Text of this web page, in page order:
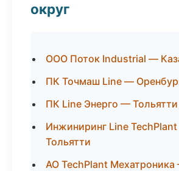
округ
ООО Поток Industrial —
ПК Точмаш Line —
ПК Line Энерго — Тольятти
Инжиниринг Line
Тольятти
АО TechPlant